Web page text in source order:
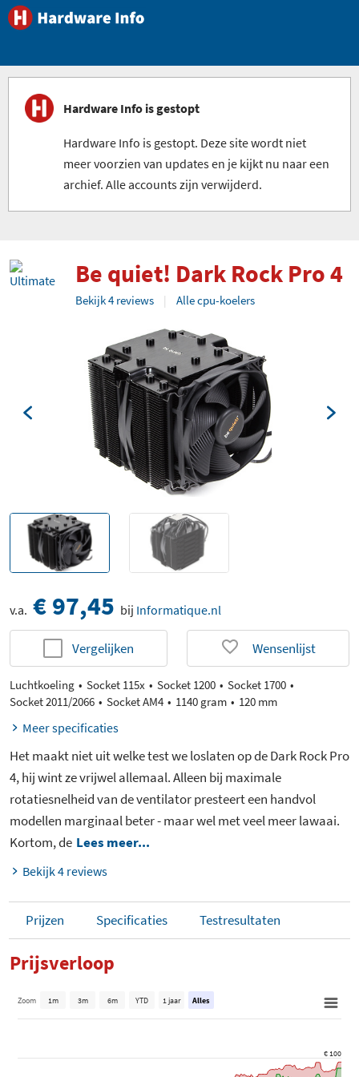
Hardware Info is gestopt
Hardware Info is gestopt. Deze site wordt niet
meer voorzien van updates en je kijkt nu naar een
archief. Alle accounts zijn verwijderd.
Be quiet! Dark Rock Pro 4
Bekijk 4 reviews Alle cpu-koelers
v.a. € 97,45 bij Informatique.nl
Vergelijken Wensenlijst
Luchtkoeling Socket 115x Socket 1200
Socket 1700
Socket 2011/2066
Socket AM4 1140 gram 120 mm
Meer specificaties
Het maakt niet uit welke test we loslaten op de Dark Rock Pro
4, hij wint ze vrijwel allemaal. Alleen bij maximale
rotatiesnelheid van de ventilator presteert een handvol
modellen marginaal beter - maar wel met veel meer lawaai.
Kortom, de Lees meer...
Bekijk 4 reviews
Prijzen Specificaties Testresultaten
Prijsverloop
€ 100
Zoom 1m 3m 6m YTD 1 jaar Alles